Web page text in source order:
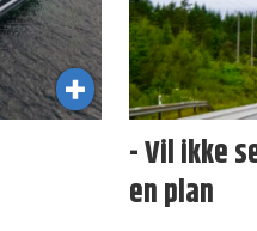
- Vil ikke
en plan